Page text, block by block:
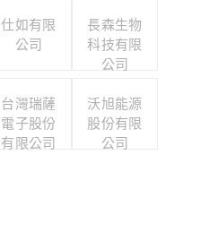
仕如有限
公司
長森生物
科技有限
公司
台灣瑞薩
電子股份
有限公司
沃旭能源
股份有限
公司